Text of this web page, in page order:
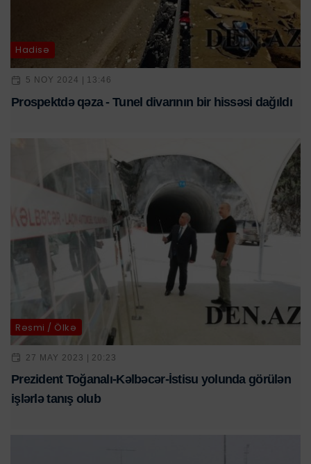
Hadisə
5 NOY 2024 | 13:46
Prospektdə qəza - Tunel divarının bir hissəsi dağıldı
Rəsmi / Ölkə
27 MAY 2023 | 20:23
Prezident Toğanalı-Kəlbəcər-İstisu yolunda görülən
işlərlə tanış olub